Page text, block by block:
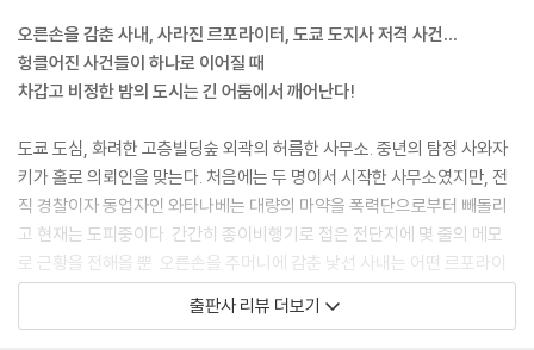
“싸워야 할 상대는 늘 자기 외부에 있다고 생각하는 사람과 일단은 스스로
와의 싸움부터 시작하는 사람이 있죠. 거의 모든 사람이 둘 중 하나에 속할
겁니다. 특별히 어느 쪽이 낫다 못하다 따질 생각은 없습니다. 예를 들어 야
인물로 따지면 햄릿은 후자고 돈키호테가 전자라고 해야 할까요? 혹은 나
폴레옹은 전자이고 아라비아의 로렌스는 후자겠죠. 물론 그 사람들은 하나
의 정점에 이른 천재들이니 그래도 괜찮을 겁니다. 하지만 우리 같은 평범
한 사람은 그렇지 않죠. 한심하게도 늘 혼란 상태에 빠져 있습니다. 제일 골
치 아픈 건 전자는 스스로와 싸워야 할 때 문제를 남과의 다툼으로 해결하
려 들고, 후자는 바로 앞에 있는 적과 싸워야 할 때 스스로에 갇혀 의미 없
는 소모만 반복하고……. 하지만 말로에겐 결코 그런 혼란이 없어요. 그는
어느 쪽으로도 분류할 수 없는 사람인 거죠. 당신도 아마 마찬가지가 아닐
오른손을 감춘 사내, 사라진 르포라이터, 도쿄 도지사 저격 사건…
헝클어진 사건들이 하나로 이어질 때
차갑고 비정한 밤의 도시는 긴 어둠에서 깨어난다!
도쿄 도심, 화려한 고층빌딩숲 외곽의 허름한 사무소. 중년의 탐정 사와자
키가 홀로 의뢰인을 맞는다. 처음에는 두 명이서 시작한 사무소였지만, 전
직 경찰이자 동업자인 와타나베는 대량의 마약을 폭력단으로부터 빼돌리
고 현재는 도피중이다. 간간히 종이비행기로 접은 전단지에 몇 줄의 메모
로 근황을 전해올 뿐. 오른손을 주머니에 감춘 낯선 사내는 어떤 르포라이
터가 이 사무소를 찾은 적이 있냐고 물은 뒤 20만 엔의 현금을 남긴 채 사
무소를 뒤로한다. 알 수 없는 의뢰인과 영문 모를 의뢰 내용에 당황하는 사
출판사 리뷰 더보기